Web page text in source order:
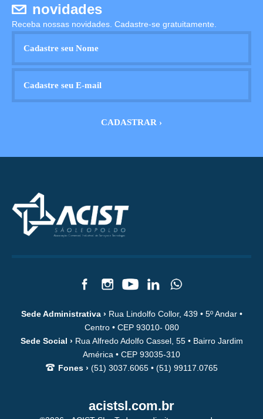
novidades
Receba nossas novidades. Cadastre-se gratuitamente.
Sede Administrativa › Rua Lindolfo Collor, 439 • 5º Andar •
Centro • CEP 93010- 080
Sede Social › Rua Alfredo Adolfo Cassel, 55 • Bairro Jardim
América • CEP 93035-310
Fones › (51) 3037.6065 • (51) 99117.0765
acistsl.com.br